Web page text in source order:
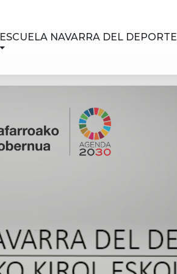
ESCUELA NAVARRA DEL DEPORTE